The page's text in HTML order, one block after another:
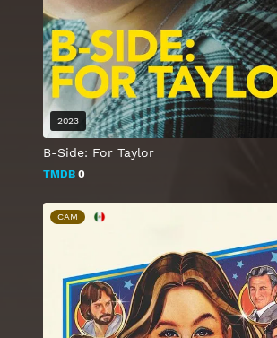
B-Side: For Taylor
TMDB 0
2023
CAM